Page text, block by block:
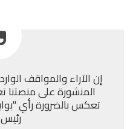
إن الآراء والمواقف
المنشورة على منصتنا
تعكس بالضرورة رأي
رئيس